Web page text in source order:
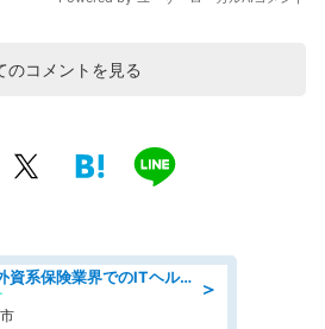
のコメントを見る
＞
ヘルプデスク/外資系保険業界でのITヘルプデスク業務/駅近/即日勤務可/ヘルプデスク